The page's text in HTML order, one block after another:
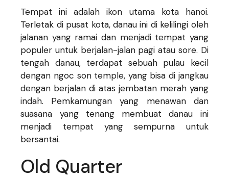
Tempat ini adalah ikon utama kota hanoi.
Terletak di pusat kota, danau ini di kelilingi oleh
jalanan yang ramai dan menjadi tempat yang
populer untuk berjalan-jalan pagi atau sore. Di
tengah danau, terdapat sebuah pulau kecil
dengan ngoc son temple, yang bisa di jangkau
dengan berjalan di atas jembatan merah yang
indah. Pemkamungan yang menawan dan
suasana yang tenang membuat danau ini
menjadi tempat yang sempurna untuk
bersantai.
Old Quarter